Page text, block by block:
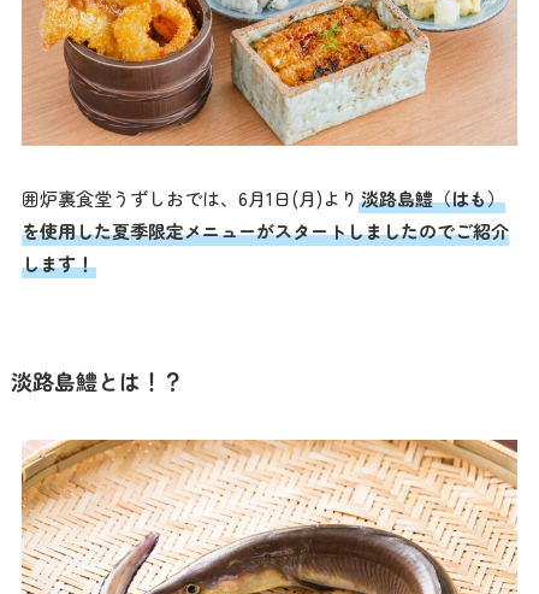
囲炉裏食堂うずしおでは、6月1日(月)より 淡路島鱧（はも）
を使用した夏季限定メニューがスタートしましたのでご紹介
します！
淡路島鱧とは！？